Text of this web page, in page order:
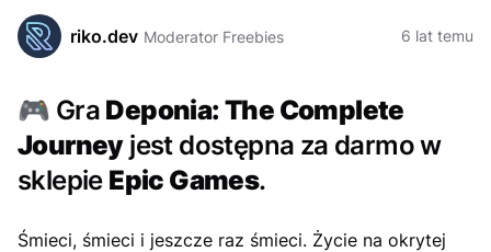
riko.dev Moderator Freebies 6 lat temu
🎮 Gra Deponia: The Complete
Journeyjest dostępna za darmo w
sklepie Epic Games.
Śmieci, śmieci i jeszcze raz śmieci. Życie na okrytej